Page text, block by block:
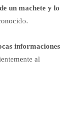
un machete y lo
informaciones
al